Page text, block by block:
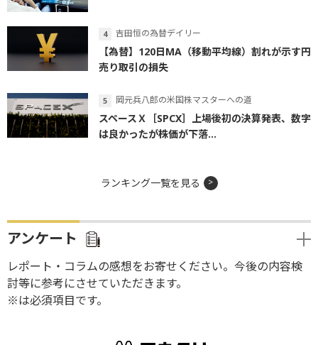
吉田恒の為替デイリー
【為替】120日MA（移動平均線）割れが示す円
売り取引の損失
岡元兵八郎の米国株マスターへの道
スペースＸ［SPCX］上場後初の決算発表、数字
は良かったが株価が下落...
ランキング一覧を見る
アンケート
レポート・コラムの感想をお寄せください。今後の内容検
討等に参考にさせていただきます。
※は必須項目です。